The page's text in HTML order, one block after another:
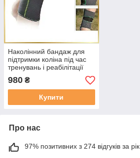
Наколінний бандаж для
підтримки коліна під час
тренувань і реабілітації
Zahoprene Dark
Grey/Green 1 шт M
980 ₴
Купити
Про нас
97% позитивних з 274 відгуків за рік